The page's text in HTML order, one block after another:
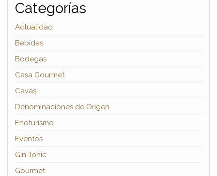
Categorías
Actualidad
Bebidas
Bodegas
Casa Gourmet
Cavas
Denominaciones de Origen
Enoturismo
Eventos
Gin Tonic
Gourmet